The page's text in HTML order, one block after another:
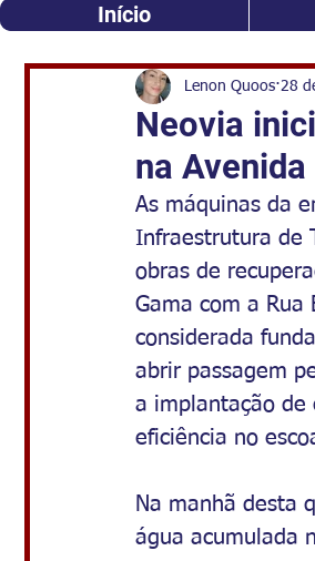
Início
Neovia
na
Lenon Quoos 28
As máquinas da
Infraestrutura de
obras de
Gama com a
considerada
abrir passagem
a implantação de
eficiência no
Na manhã desta
água acumulada